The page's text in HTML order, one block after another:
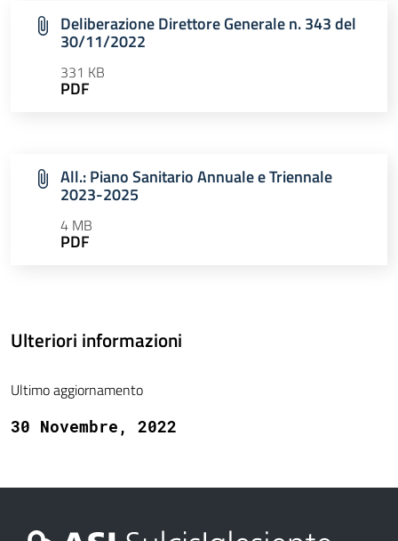
Deliberazione Direttore Generale n. 343 del
30/11/2022
331 KB
PDF
All.: Piano Sanitario Annuale e Triennale
2023-2025
4 MB
PDF
Ulteriori informazioni
Ultimo aggiornamento
30 Novembre, 2022